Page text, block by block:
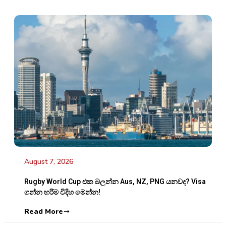
August 7, 2026
Rugby World Cup එක බලන්න Aus, NZ, PNG යනවද? Visa
ගන්න හරිම විදිහ මෙන්න!
Read More